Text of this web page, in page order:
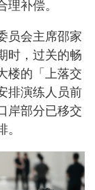
补偿。
员会主席邵家
时，过关的畅
楼的「上落交
排演练人员前
岸部分已移交